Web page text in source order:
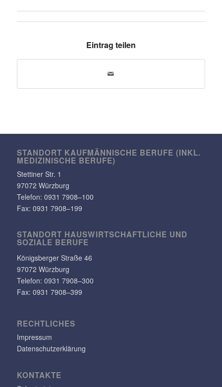
Eintrag teilen
STANDORT KAUF­MÄN­NI­SCHE BERUFE (INKL.
MEDI­ZI­NI­SCHE BERUFE)
Stet­tiner Str. 1
97072 Würzburg
Telefon: 0931 7908–100
Fax: 0931 7908–199
STANDORT HAUS­WIRT­SCHAFT­LICHE UND
SOZIALE BERUFE
Königs­berger Straße 46
97072 Würzburg
Telefon: 0931 7908–300
Fax: 0931 7908–399
RECHT­LI­CHES
Impressum
Datenschutzerklärung
KONTAKTE